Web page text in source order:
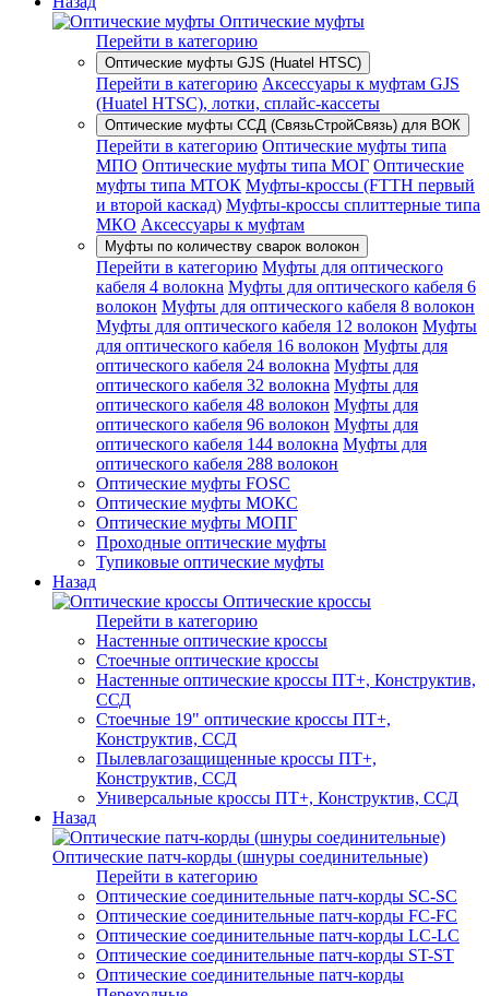
Оптические муфты
Перейти в категорию
Оптические муфты GJS (Huatel HTSC)
Перейти в категорию Аксессуары к муфтам GJS
(Huatel HTSC), лотки, сплайс-кассеты
Оптические муфты ССД (СвязьСтройСвязь) для ВОК
Перейти в категорию Оптические муфты типа
МПО Оптические муфты типа МОГ Оптические
муфты типа МТОК Муфты-кроссы (FTTH первый
и второй каскад) Муфты-кроссы сплиттерные типа
МКО Аксессуары к муфтам
Муфты по количеству сварок волокон
Перейти в категорию Муфты для оптического
кабеля 4 волокна Муфты для оптического кабеля 6
волокон Муфты для оптического кабеля 8 волокон
Муфты для оптического кабеля 12 волокон Муфты
для оптического кабеля 16 волокон Муфты для
оптического кабеля 24 волокна Муфты для
оптического кабеля 32 волокна Муфты для
оптического кабеля 48 волокон Муфты для
оптического кабеля 96 волокон Муфты для
оптического кабеля 144 волокна Муфты для
оптического кабеля 288 волокон
Оптические муфты FOSC
Оптические муфты МОКС
Оптические муфты МОПГ
Проходные оптические муфты
Тупиковые оптические муфты
Назад
Оптические кроссы
Перейти в категорию
Настенные оптические кроссы
Стоечные оптические кроссы
Настенные оптические кроссы ПТ+, Конструктив,
ССД
Стоечные 19" оптические кроссы ПТ+,
Конструктив, ССД
Пылевлагозащищенные кроссы ПТ+,
Конструктив, ССД
Универсальные кроссы ПТ+, Конструктив, ССД
Назад
Оптические патч-корды (шнуры соединительные)
Перейти в категорию
Оптические соединительные патч-корды SC-SC
Оптические соединительные патч-корды FC-FC
Оптические соединительные патч-корды LC-LC
Оптические соединительные патч-корды ST-ST
Оптические соединительные патч-корды